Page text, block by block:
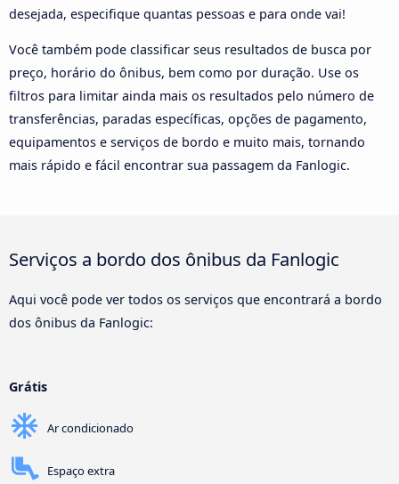
desejada, especifique quantas pessoas e para onde vai!
Você também pode classificar seus resultados de busca por
preço, horário do ônibus, bem como por duração. Use os
filtros para limitar ainda mais os resultados pelo número de
transferências, paradas específicas, opções de pagamento,
equipamentos e serviços de bordo e muito mais, tornando
mais rápido e fácil encontrar sua passagem da Fanlogic.
Serviços a bordo dos ônibus da Fanlogic
Aqui você pode ver todos os serviços que encontrará a bordo
dos ônibus da Fanlogic:
Grátis
Ar condicionado
Espaço extra